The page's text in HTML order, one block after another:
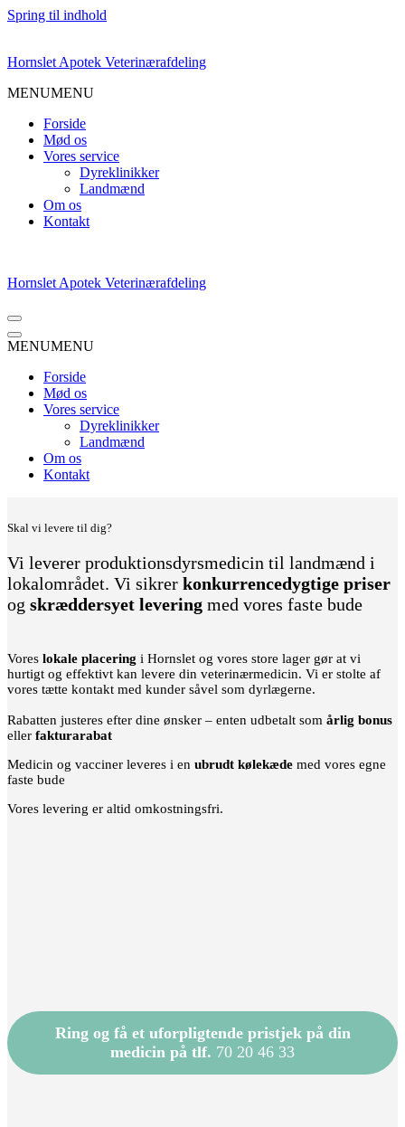
Spring til indhold
Hornslet Apotek Veterinærafdeling
MENUMENU
Forside
Mød os
Vores service
Dyreklinikker
Landmænd
Om os
Kontakt
Hornslet Apotek Veterinærafdeling
Navigation
menu
Navigation
menu
MENUMENU
Forside
Mød os
Vores service
Dyreklinikker
Landmænd
Om os
Kontakt
Skal vi levere til dig?
Vi leverer produktionsdyrsmedicin til landmænd i
lokalområdet. Vi sikrer konkurrencedygtige priser
og skræddersyet levering med vores faste bude
Vores lokale placering i Hornslet og vores store lager gør at vi
hurtigt og effektivt kan levere din veterinærmedicin. Vi er stolte af
vores tætte kontakt med kunder såvel som dyrlægerne.
Rabatten justeres efter dine ønsker – enten udbetalt som årlig bonus
eller fakturarabat
Medicin og vacciner leveres i en ubrudt kølekæde med vores egne
faste bude
Vores levering er altid omkostningsfri.
Ring og få et uforpligtende pristjek på din
medicin på tlf. 70 20 46 33